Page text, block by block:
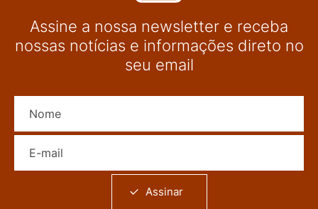
Assine a nossa newsletter e receba
nossas notícias e informações direto no
seu email
Assinar